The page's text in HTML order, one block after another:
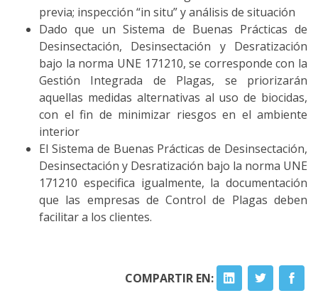
previa; inspección “in situ” y análisis de situación
Dado que un Sistema de Buenas Prácticas de
Desinsectación, Desinsectación y Desratización
bajo la norma UNE 171210, se corresponde con la
Gestión Integrada de Plagas, se priorizarán
aquellas medidas alternativas al uso de biocidas,
con el fin de minimizar riesgos en el ambiente
interior
El Sistema de Buenas Prácticas de Desinsectación,
Desinsectación y Desratización bajo la norma UNE
171210 especifica igualmente, la documentación
que las empresas de Control de Plagas deben
facilitar a los clientes.
COMPARTIR EN: